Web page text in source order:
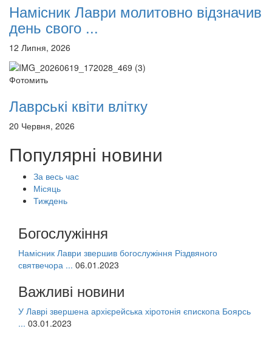
Намісник Лаври молитовно відзначив
день свого ...
12 Липня, 2026
Фотомить
Лаврські квіти влітку
20 Червня, 2026
Популярні новини
За весь час
Місяць
Тиждень
Богослужіння
Намісник Лаври звершив богослужіння Різдвяного
святвечора ... 06.01.2023
Важливі новини
У Лаврі звершена архієрейська хіротонія єпископа Боярсь
... 03.01.2023